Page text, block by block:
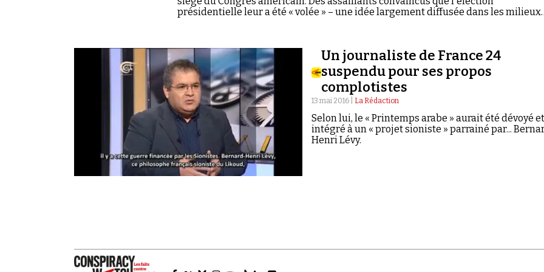
présidentielle leur a été « volée » – une idée largement diffusée dans les milieux
Un journaliste de France 24
suspendu pour ses propos
complotistes
13 mai 2016 | La Rédaction
Selon lui, le « Printemps arabe » aurait été dévoyé et
intégré à un « projet sioniste » parrainé par...
Henri Lévy.